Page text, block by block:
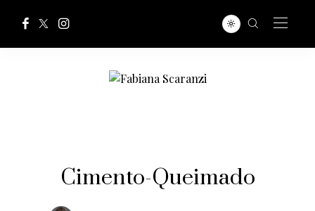
Cimento-Queimado